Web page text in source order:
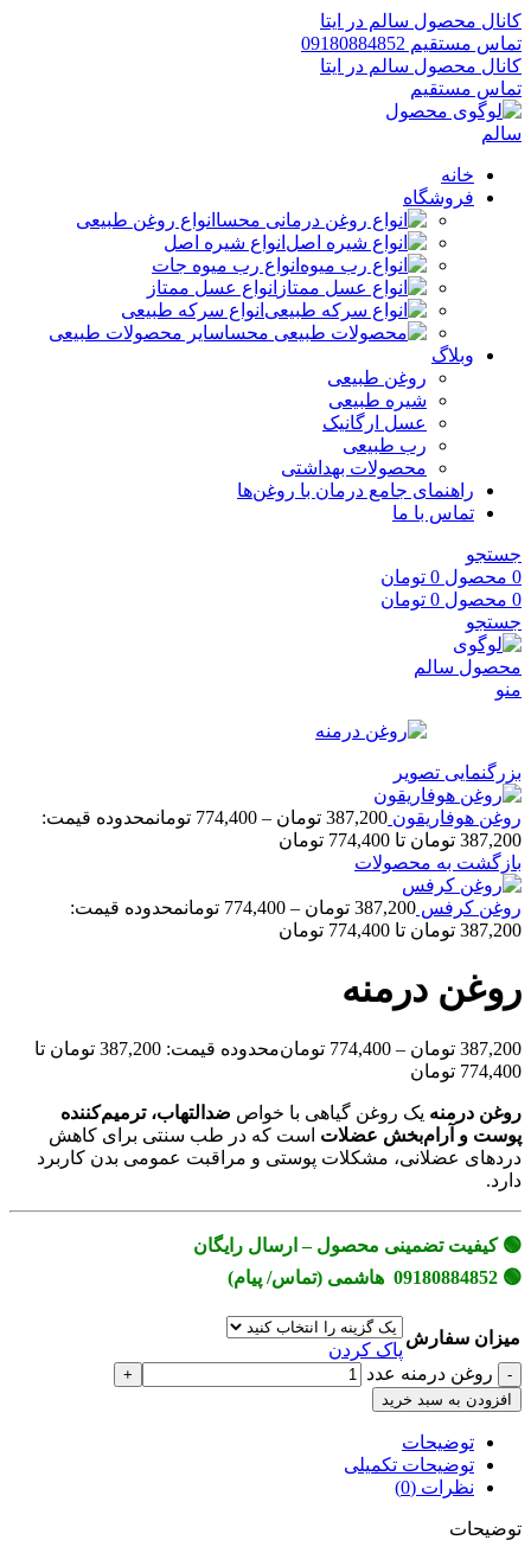
کانال محصول سالم در ایتا
تماس مستقیم 09180884852
کانال محصول سالم در ایتا
تماس مستقیم
خانه
فروشگاه
انواع روغن طبیعی
انواع شیره اصل
انواع رب میوه جات
انواع عسل ممتاز
انواع سرکه طبیعی
سایر محصولات طبیعی
وبلاگ
روغن طبیعی
شیره طبیعی
عسل ارگانیک
رب طبیعی
محصولات بهداشتی
راهنمای جامع درمان با روغن‌ها
تماس با ما
جستجو
0 محصول 0 تومان
0 محصول 0 تومان
جستجو
منو
بزرگنمایی تصویر
روغن هوفاریقون 387,200 تومان –
774,400 تومانمحدوده قیمت:
387,200 تومان تا 774,400 تومان
بازگشت به محصولات
روغن کرفس 387,200 تومان –
774,400 تومانمحدوده قیمت:
387,200 تومان تا 774,400 تومان
روغن درمنه
387,200 تومان –
774,400 تومان
محدوده قیمت: 387,200 تومان تا
774,400 تومان
روغن درمنه یک روغن گیاهی با خواص ضدالتهاب، ترمیم‌کننده
پوست و آرام‌بخش عضلات است که در طب سنتی برای کاهش
دردهای عضلانی، مشکلات پوستی و مراقبت عمومی بدن کاربرد
دارد.
🟢 کیفیت تضمینی محصول – ارسال رایگان
🟢 09180884852 هاشمی (تماس/ پیام)
میزان سفارش
پاک کردن
روغن درمنه عدد
افزودن به سبد خرید
توضیحات
توضیحات تکمیلی
نظرات (0)
توضیحات